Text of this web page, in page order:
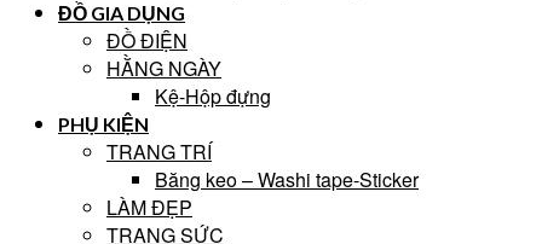
ĐỒ GIA DỤNG
ĐỒ ĐIỆN
HẰNG NGÀY
Kệ-Hộp đựng
PHỤ KIỆN
TRANG TRÍ
Băng keo – Washi tape-Sticker
LÀM ĐẸP
TRANG SỨC